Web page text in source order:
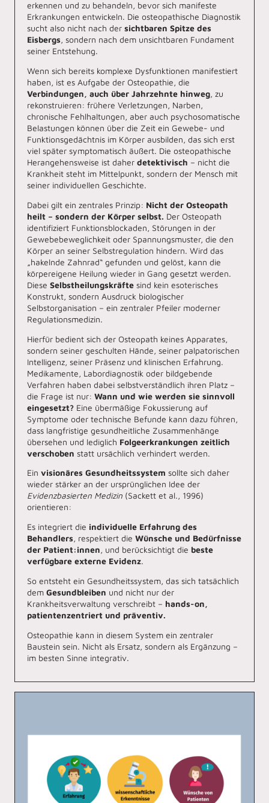
erkennen und zu behandeln, bevor sich manifeste
Erkrankungen entwickeln. Die osteopathische Diagnostik
sucht also nicht nach der sichtbaren Spitze des
Eisbergs, sondern nach dem unsichtbaren Fundament
seiner Entstehung.
Wenn sich bereits komplexe Dysfunktionen manifestiert
haben, ist es Aufgabe der Osteopathie, die
Verbindungen, auch über Jahrzehnte hinweg, zu
rekonstruieren: frühere Verletzungen, Narben,
chronische Fehlhaltungen, aber auch psychosomatische
Belastungen können über die Zeit ein Gewebe- und
Funktionsgedächtnis im Körper ausbilden, das sich erst
viel später symptomatisch äußert. Die osteopathische
Herangehensweise ist daher detektivisch – nicht die
Krankheit steht im Mittelpunkt, sondern der Mensch mit
seiner individuellen Geschichte.
Dabei gilt ein zentrales Prinzip: Nicht der Osteopath
heilt – sondern der Körper selbst. Der Osteopath
identifiziert Funktionsblockaden, Störungen in der
Gewebebeweglichkeit oder Spannungsmuster, die den
Körper an seiner Selbstregulation hindern. Wird das
„hakelnde Zahnrad“ gefunden und gelöst, kann die
körpereigene Heilung wieder in Gang gesetzt werden.
Diese Selbstheilungskräfte sind kein esoterisches
Konstrukt, sondern Ausdruck biologischer
Selbstorganisation – ein zentraler Pfeiler moderner
Regulationsmedizin.
Hierfür bedient sich der Osteopath keines Apparates,
sondern seiner geschulten Hände, seiner palpatorischen
Intelligenz, seiner Präsenz und klinischen Erfahrung.
Medikamente, Labordiagnostik oder bildgebende
Verfahren haben dabei selbstverständlich ihren Platz –
die Frage ist nur: Wann und wie werden sie sinnvoll
eingesetzt? Eine übermäßige Fokussierung auf
Symptome oder technische Befunde kann dazu führen,
dass langfristige gesundheitliche Zusammenhänge
übersehen und lediglich Folgeerkrankungen zeitlich
verschoben statt ursächlich verhindert werden.
Ein visionäres Gesundheitssystem sollte sich daher
wieder stärker an der ursprünglichen Idee der
Evidenzbasierten Medizin (Sackett et al., 1996)
orientieren:
Es integriert die individuelle Erfahrung des
Behandlers, respektiert die Wünsche und Bedürfnisse
der Patient:innen, und berücksichtigt die beste
verfügbare externe Evidenz.
So entsteht ein Gesundheitssystem, das sich tatsächlich
dem Gesundbleiben und nicht nur der
Krankheitsverwaltung verschreibt – hands-on,
patientenzentriert und präventiv.
Osteopathie kann in diesem System ein zentraler
Baustein sein. Nicht als Ersatz, sondern als Ergänzung –
im besten Sinne integrativ.